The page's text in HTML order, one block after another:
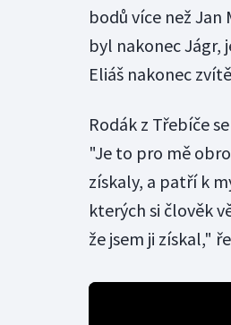
bodů více než
byl nakonec Jágr,
Eliáš nakonec
Rodák z Třebíče
"Je to pro mě
získaly, a patří k
kterých si člověk
že jsem ji získal,"